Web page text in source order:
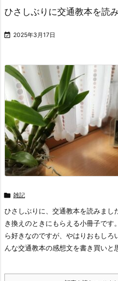
ひさしぶりに交通教本を読み
 2025年3月17日
 雑記
ひさしぶりに、交通教本を読みまし
き換えのときにもらえる小冊子で
ら好きなのですが、やはりおもしろ
んな交通教本の感想文を書き買い